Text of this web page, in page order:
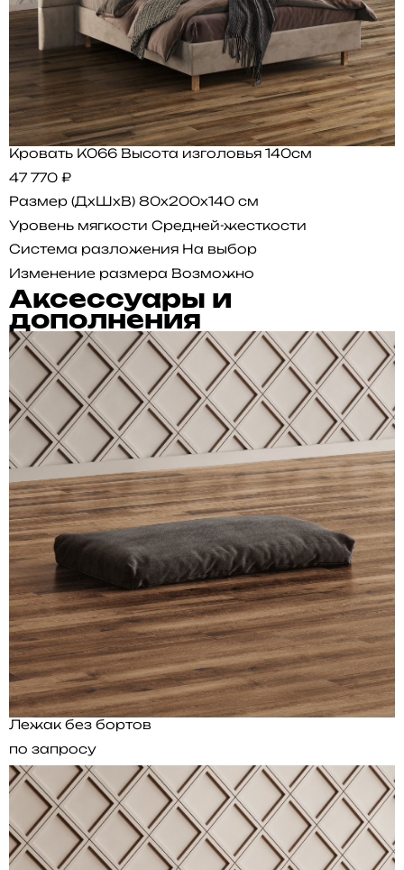
Кровать K066 Высота изголовья 140см
47 770 ₽
Размер (ДхШхВ) 80x200x140 см
Уровень мягкости Средней-жесткости
Система разложения На выбор
Изменение размера Возможно
Аксессуары и
дополнения
Лежак без бортов
по запросу